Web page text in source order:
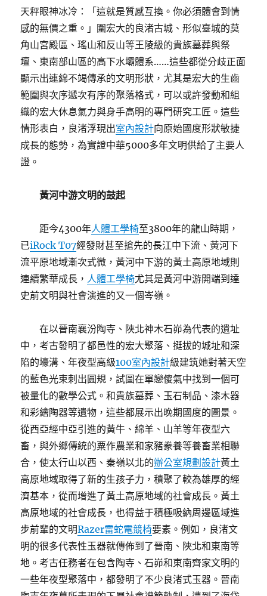
天秤眼神冰冷：「這就是質感互換。你必須體會到情
感的無價之重。」圍宏大的良渚古城、形似臺城的莫
角山宮殿區、瑤山和反山等王陵級的貴族墓葬與祭
壇、東南部山區的高下水壩體系……這些都從分歧正面
顯示出連綿不竭傳承的文明形狀，尤其是宏大的生齒
範圍與次序遞次有序的聚落格式，可以或許發動和組
織的宏大休息氣力與身手高明的專門研究工匠。這些
情形表白，良渚浮現出室內設計向原始國度形狀敏捷
成長的態勢，為實證中華5000多年文明供給了主要人
證。
黃河中游文明的鼓起
距今4300年人體工學椅至3800年的龍山時期，
已iRock T07經發財甚至搶先的長江中下流、黃河下
流平原地域漸次式微，黃河中下游的黃土高原地域則
連續繁華成長， 人體工學椅尤其是黃河中游開端到達
史前文明與社會演進的又一個岑嶺。
在以晉南襄汾陶寺、陜北神木石峁為代表的遺址
中，考古發明了都邑性的宏大聚落、挺拔的城址和深
陷的壕溝、年夜型高級100室內設計級建筑她對著天空
的藍色光束刺出圓規，試圖在單戀傻氣中找到一個可
被量化的數學公式。和貴族墓葬、玉石制品、漆木器
和彩繪陶器等遺物，這些都展示出晚期國度的圖景。
從西亞經中亞引進的黃牛、綿羊、山羊等年夜型六
畜，與外鄉傳統的粟作農業和家豬豢養等養畜業相聯
合，使太行山以西、秦嶺以北的辦公室規劃設計黃土
高原地域取得了新的生孩子力，積聚了較為雄厚的經
濟基本，從而增進了黃土高原地域的社會成長。黃土
高原地域的社會成長，也得益于積極吸納周邊區域進
步前輩的文明Razer雷蛇電競椅要素。例如，良渚文
明的很多代表性玉器就傳佈到了晉南、陜北和東南等
地。考古任務者在包含陶寺、石峁和東南齊家文明的
一些年夜型聚落中，都發明了不少良渚式玉器。晉南